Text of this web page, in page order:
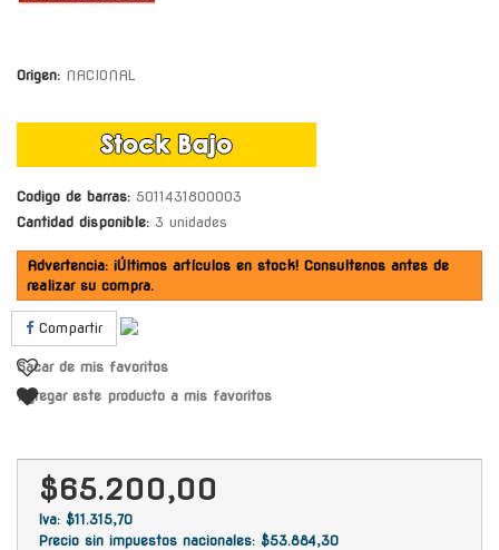
Origen: NACIONAL
Codigo de barras: 5011431800003
Cantidad disponible: 3 unidades
Advertencia: ¡Últimos artículos en stock! Consultenos antes de
realizar su compra.
Compartir
Sacar de mis favoritos
Agregar este producto a mis favoritos
$65.200,00
Iva: $11.315,70
Precio sin impuestos nacionales: $53.884,30